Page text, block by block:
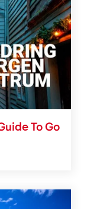
To Go